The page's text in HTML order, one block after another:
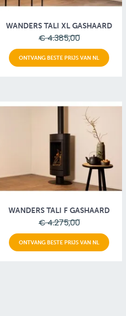
WANDERS TALI XL GASHAARD
€ 4.385,00
ONTVANG BESTE PRIJS VAN NL
WANDERS TALI F GASHAARD
€ 4.275,00
ONTVANG BESTE PRIJS VAN NL